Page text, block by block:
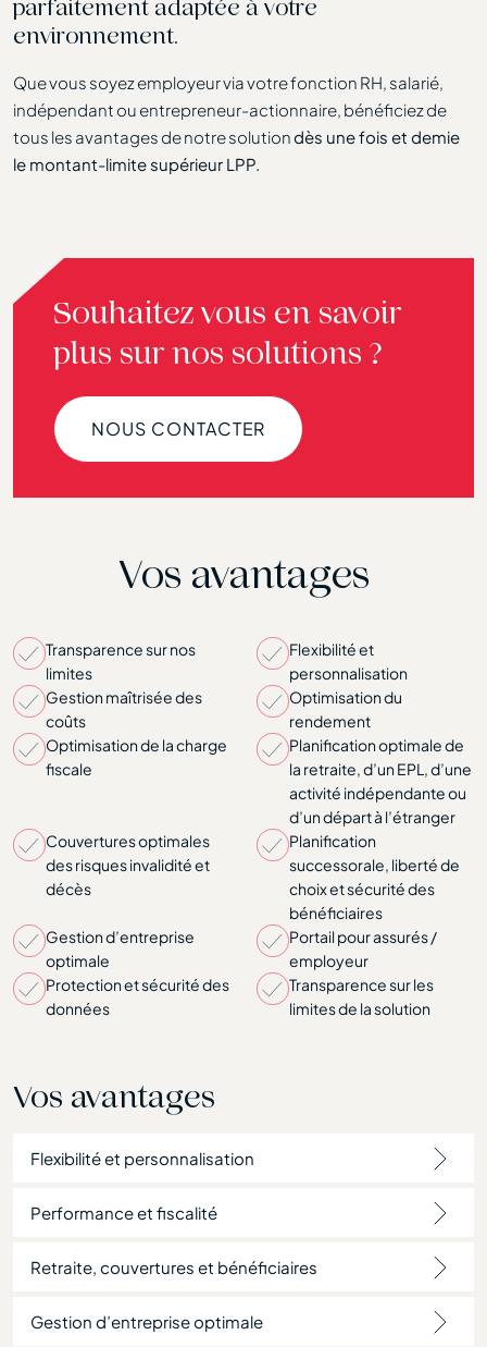
parfaitement adaptée à votre
environnement.
Que vous soyez employeur via votre fonction RH, salarié,
indépendant ou entrepreneur-actionnaire, bénéficiez de
tous les avantages de notre solutiondès une fois et demie
le montant-limite supérieur LPP.
Souhaitez vous en savoir
plus sur nos solutions ?
NOUS CONTACTER
Vos avantages
Transparence sur nos
limites
Flexibilité et
personnalisation
Gestion maîtrisée des
coûts
Optimisation du
rendement
Optimisation de la charge
fiscale
Planification optimale de
la retraite, d’un EPL, d’une
activité indépendante ou
d’un départ à l’étranger
Couvertures optimales
des risques invalidité et
décès
Planification
successorale, liberté de
choix et sécurité des
bénéficiaires
Gestion d’entreprise
optimale
Portail pour assurés /
employeur
Protection et sécurité des
données
Transparence sur les
limites de la solution
Vos avantages
Flexibilité et personnalisation
Performance et fiscalité
Retraite, couvertures et bénéficiaires
Gestion d’entreprise optimale